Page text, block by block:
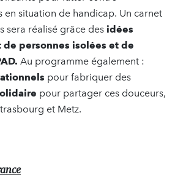
en situation de handicap. Un carnet
sera réalisé grâce des idées
personnes isolées et de
Au programme également :
pour fabriquer des
pour partager ces douceurs,
et Metz.